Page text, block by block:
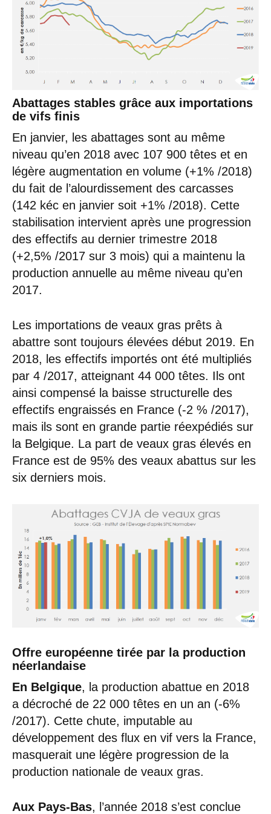
Abattages stables grâce aux importations
de vifs finis
En janvier, les abattages sont au même
niveau qu’en 2018 avec 107 900 têtes et en
légère augmentation en volume (+1% /2018)
du fait de l’alourdissement des carcasses
(142 kéc en janvier soit +1% /2018). Cette
stabilisation intervient après une progression
des effectifs au dernier trimestre 2018
(+2,5% /2017 sur 3 mois) qui a maintenu la
production annuelle au même niveau qu’en
2017.
Les importations de veaux gras prêts à
abattre sont toujours élevées début 2019. En
2018, les effectifs importés ont été multipliés
par 4 /2017, atteignant 44 000 têtes. Ils ont
ainsi compensé la baisse structurelle des
effectifs engraissés en France (-2 % /2017),
mais ils sont en grande partie réexpédiés sur
la Belgique. La part de veaux gras élevés en
France est de 95% des veaux abattus sur les
six derniers mois.
Offre européenne tirée par la production
néerlandaise
En Belgique, la production abattue en 2018
a décroché de 22 000 têtes en un an (-6%
/2017). Cette chute, imputable au
développement des flux en vif vers la France,
masquerait une légère progression de la
production nationale de veaux gras.
Aux Pays-Bas, l’année 2018 s’est conclue